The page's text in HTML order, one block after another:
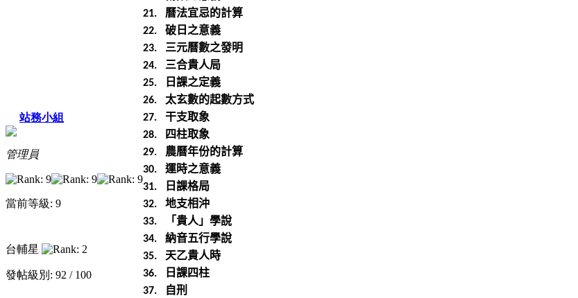
站務小組
管理員
當前等級: 9
台輔星
發帖級別: 92 / 100
21. 曆法宜忌的計算
22. 破日之意義
23. 三元曆數之發明
24. 三合貴人局
25. 日課之定義
26. 太玄數的起數方式
27. 干支取象
28. 四柱取象
29. 農曆年份的計算
30. 運時之意義
31. 日課格局
32. 地支相沖
33. 「貴人」學說
34. 納音五行學說
35. 天乙貴人時
36. 日課四柱
37. 自刑